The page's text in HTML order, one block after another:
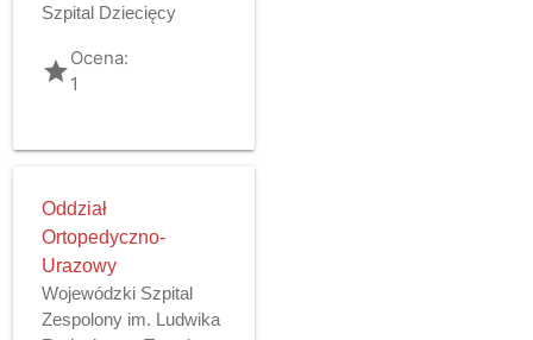
Szpital Dziecięcy
gradeOcena:
1
Oddział
Ortopedyczno-
Urazowy
Wojewódzki Szpital
Zespolony im. Ludwika